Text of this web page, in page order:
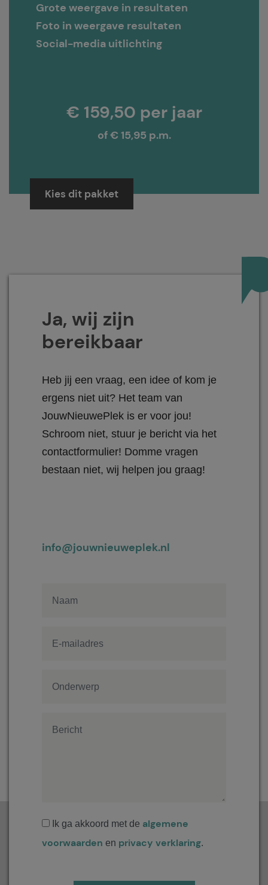
Grote weergave in resultaten
Foto in weergave resultaten
Social-media uitlichting
€ 159,50 per jaar
of € 15,95 p.m.
Kies dit pakket
Ja, wij zijn
bereikbaar
Heb jij een vraag, een idee of kom je
ergens niet uit? Het team van
JouwNieuwePlek is er voor jou!
Schroom niet, stuur je bericht via het
contactformulier! Domme vragen
bestaan niet, wij helpen jou graag!
info@jouwnieuweplek.nl
Ik ga akkoord met de algemene
voorwaarden en privacy verklaring.